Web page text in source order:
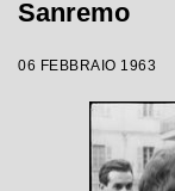
Sanremo
06 FEBBRAIO 1963